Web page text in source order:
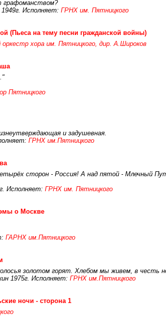
графоманством?
Исполняет: ГРНХ им. Пятницкого
(Пьеса на тему песни гражданской войны)
оркестр хора им. Пятницкого, дир. А.Широков
Пятницкого
и задушевная.
ГРНХ им.Пятницкого
сторон - Россия! А над пятой - Млечный
Исполняет: ГРНХ им. Пятницкого
о Москве
ГАРНХ им.Пятницкого
золотом горят. Хлебом мы живем, в честь
1975г. Исполняет: ГРНХ им.Пятницкого
ночи - сторона 1